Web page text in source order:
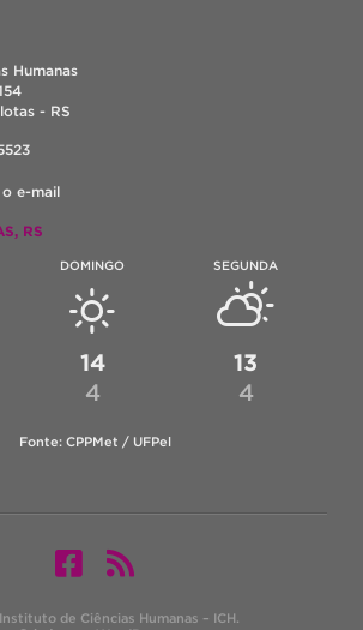
Humanas
- RS
e-mail
RS
DOMINGO
14
4
SEGUNDA
13
4
Fonte: CPPMet / UFPel
de Ciências Humanas – ICH.